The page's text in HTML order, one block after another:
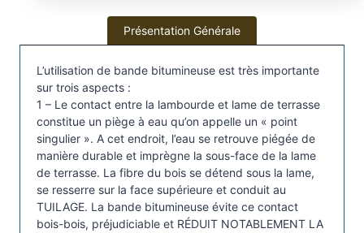
t
i
n
e
u
s
e
à
Présentation Générale
L’utilisation de bande bitumineuse est très importante
sur trois aspects :
1 – Le contact entre la lambourde et lame de terrasse
constitue un piège à eau qu’on appelle un « point
singulier ». A cet endroit, l’eau se retrouve piégée de
manière durable et imprègne la sous-face de la lame
de terrasse. La fibre du bois se détend sous la lame,
se resserre sur la face supérieure et conduit au
TUILAGE. La bande bitumineuse évite ce contact
bois-bois, préjudiciable et RÉDUIT NOTABLEMENT LA